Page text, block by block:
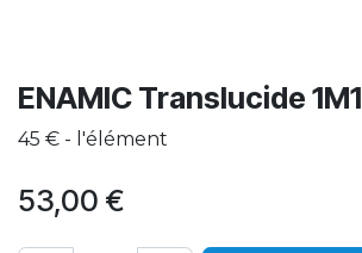
ENAMIC Translucide 1M1
45 € - l'élément
53,00 €